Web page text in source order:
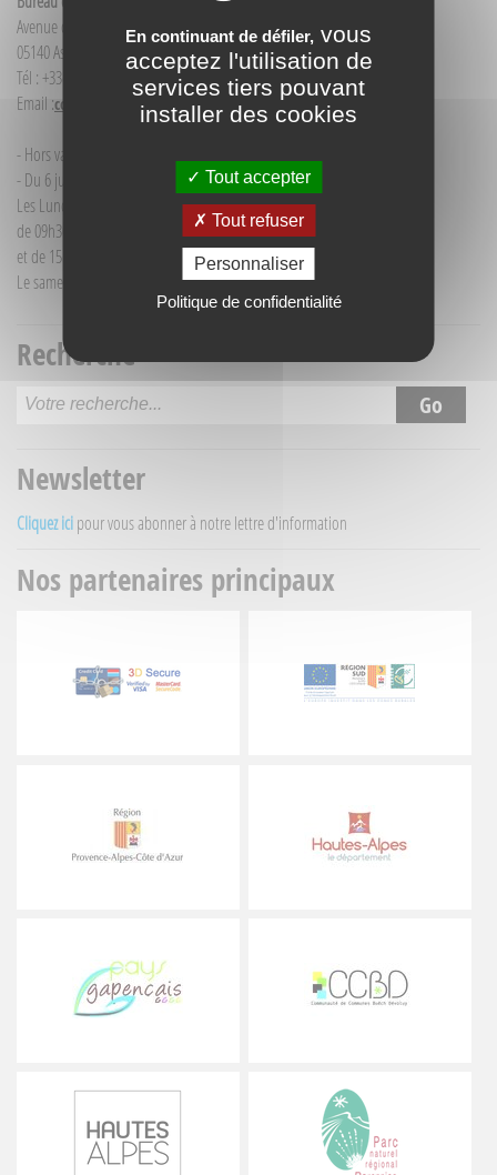
Avenue de la Gare
05140 Aspres-sur-Buëch - France
Tél : +33(0)4 92 58 68 88
Email :contact@sources-du-buech.com
- Hors vacances d'été : mardi de 9h30 à 12h00
- Du 6 juillet au 30 août :
Les Lundi et Mercredi
de 09h30 à 12h30
et de 15h30 à 18h00
Le samedi matin de 09h30 à 12h30
Recherche
Newsletter
Cliquez ici pour vous abonner à notre lettre d'information
Nos partenaires principaux
En continuant de défiler, vous
acceptez l'utilisation de
services tiers pouvant
installer des cookies
Tout accepter
Tout refuser
Personnaliser
Politique de confidentialité